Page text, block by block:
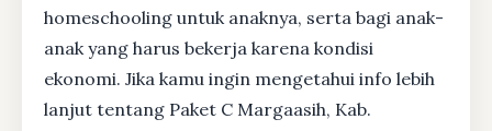
homeschooling untuk anaknya, serta bagi anak-
anak yang harus bekerja karena kondisi
ekonomi. Jika kamu ingin mengetahui info lebih
lanjut tentang Paket C Margaasih, Kab.